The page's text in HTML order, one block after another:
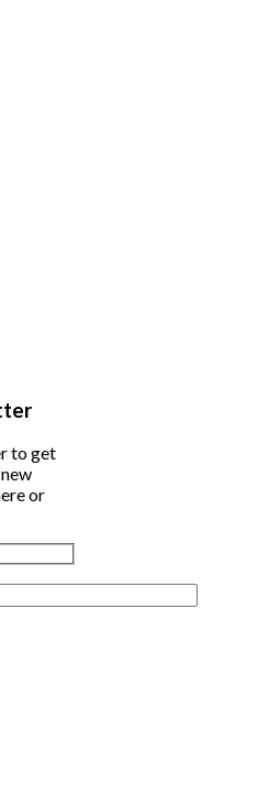
to get
or